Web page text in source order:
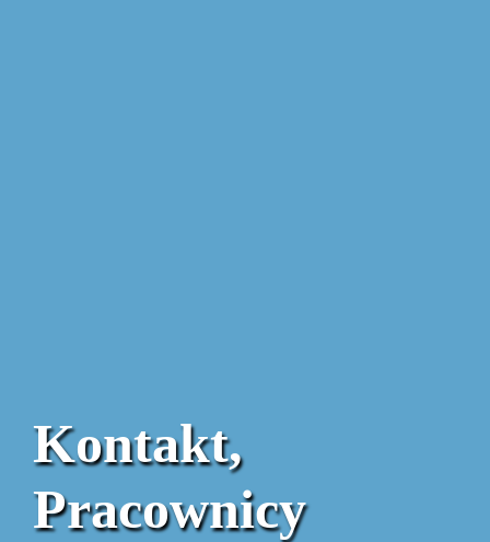
Kontakt,
Pracownicy